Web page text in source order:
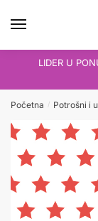
LIDER U
Početna / Potrošni i